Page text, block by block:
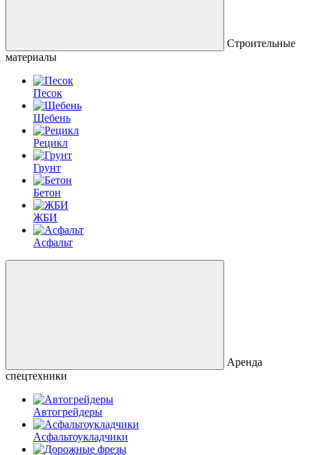
Строительные
материалы
Песок
Щебень
Рецикл
Грунт
Бетон
ЖБИ
Асфальт
Аренда
спецтехники
Автогрейдеры
Асфальто­укладчики